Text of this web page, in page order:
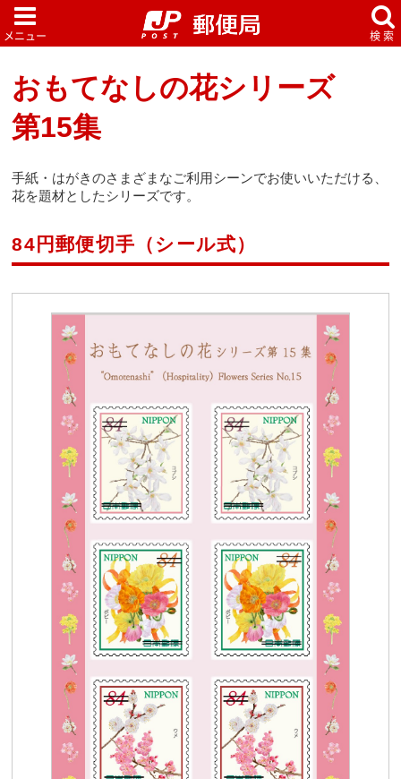
おもてなしの花シリーズ
第15集
手紙・はがきのさまざまなご利用シーンでお使いいただける、
花を題材としたシリーズです。
84円郵便切手（シール式）